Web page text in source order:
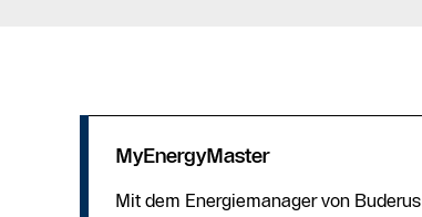
MyEnergyMaster
Mit dem Energiemanager von Buderus